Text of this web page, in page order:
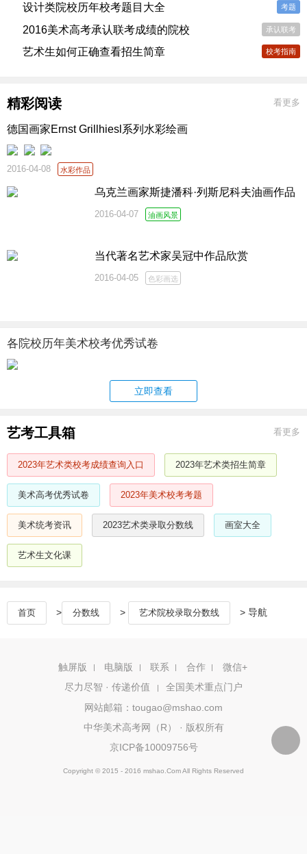
考题
设计类院校历年校考题目大全
承认联考
2016美术高考承认联考成绩的院校
校考指南
艺术生如何正确查看招生简章
看更多
精彩阅读
德国画家Ernst Grillhiesl系列水彩绘画
2016-04-08 水彩作品
乌克兰画家斯捷潘科·列斯尼科夫油画作品
2016-04-07 油画风景
当代著名艺术家吴冠中作品欣赏
2016-04-05 色彩画选
各院校历年美术校考优秀试卷
立即查看
看更多
艺考工具箱
2023年艺术类校考成绩查询入口 2023年艺术类招生简章
美术高考优秀试卷 2023年美术校考考题
美术统考资讯 2023艺术类录取分数线 画室大全
艺术生文化课
首页 > 分数线 > 艺术院校录取分数线 > 导航
触屏版 电脑版 联系 合作
微信+
尽力尽智 · 传递价值
|
全国美术重点门户
网站邮箱：tougao@mshao.com
中华美术高考网（R） · 版权所有
京ICP备10009756号
Copyright © 2015 - 2016 mshao.Com All Rights Reserved